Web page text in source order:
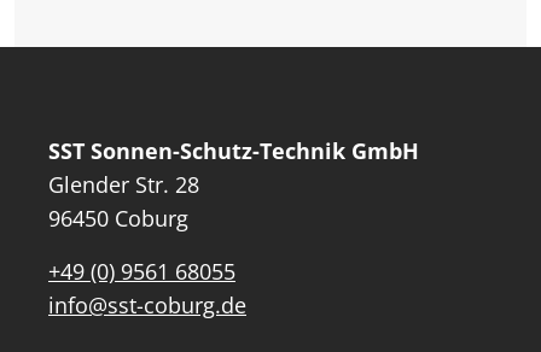
SST Sonnen-Schutz-Technik GmbH
Glender Str. 28
96450 Coburg
+49 (0) 9561 68055
info@sst-coburg.de